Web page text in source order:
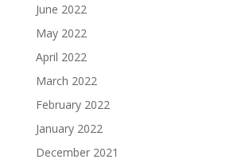
June 2022
May 2022
April 2022
March 2022
February 2022
January 2022
December 2021